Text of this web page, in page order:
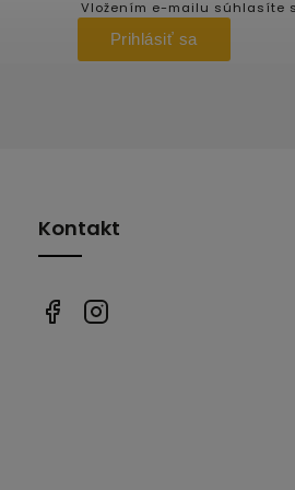
Kontakt
Vložením e-mailu súhlasíte s
Prihlásiť sa